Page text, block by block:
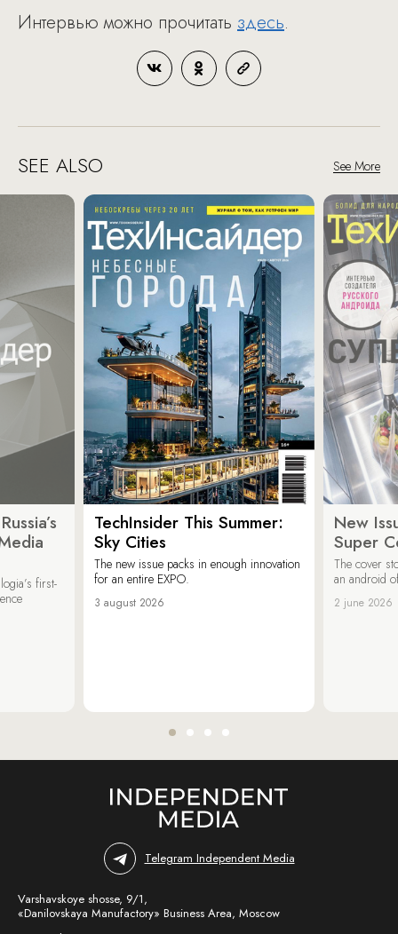
Интервью можно прочитать здесь.
SEE ALSO See More
first-
TechInsider This Summer:
Sky Cities
The new issue packs in enough innovation
for an entire EXPO.
3 august 2026
New
Super
The cover
an android
2 june 2026
Telegram Independent Media
Varshavskoye shosse, 9/1,
«Danilovskaya Manufactory» Business Area, Moscow